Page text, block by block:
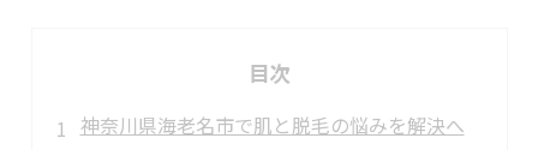
目次
神奈川県海老名市で肌と脱毛の悩みを解決へ